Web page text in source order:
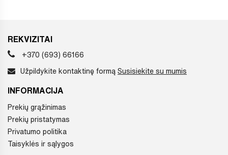
REKVIZITAI
+370 (693) 66166
Užpildykite kontaktinę formą Susisiekite su mumis
INFORMACIJA
Prekių grąžinimas
Prekių pristatymas
Privatumo politika
Taisyklės ir sąlygos